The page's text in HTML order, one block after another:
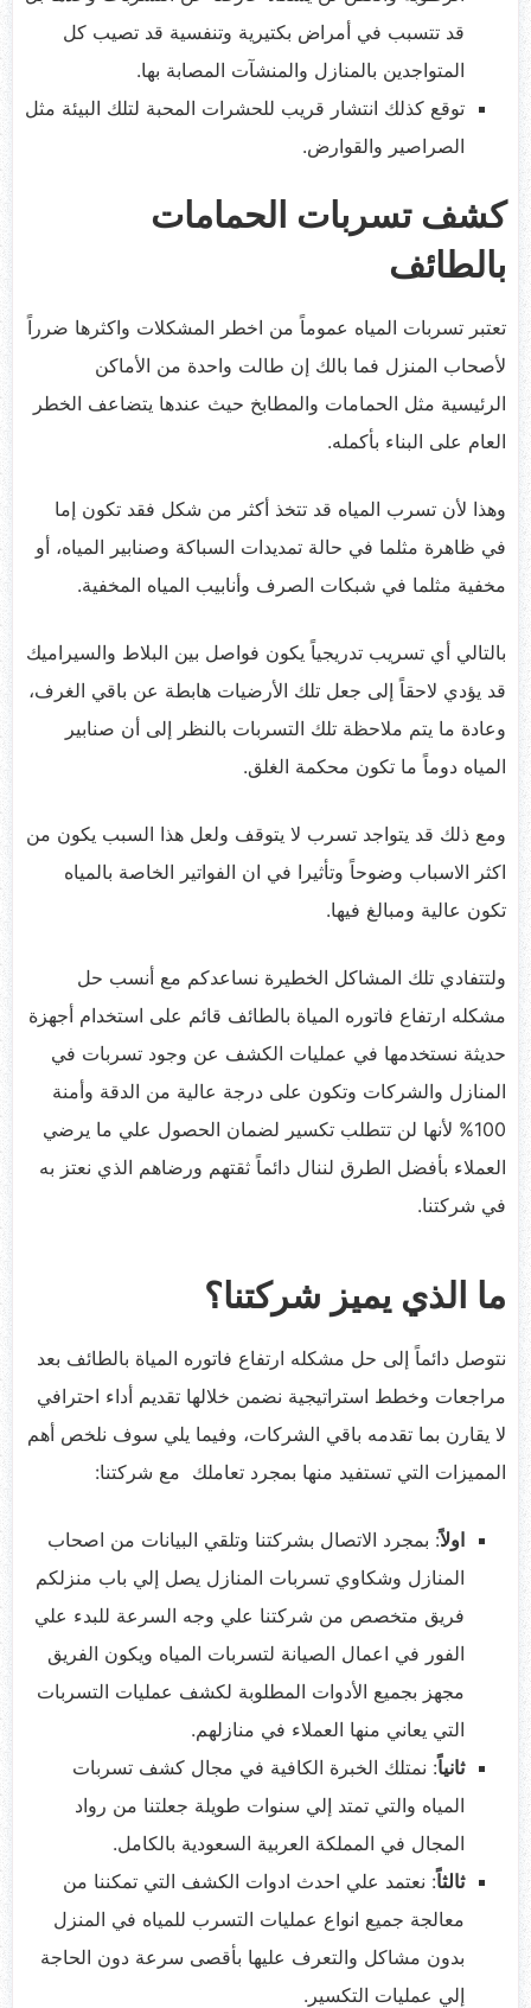
قد تتسبب في أمراض بكتيرية وتنفسية قد تصيب كل
المتواجدين بالمنازل والمنشآت المصابة بها.
توقع كذلك انتشار قريب للحشرات المحبة لتلك البيئة مثل
الصراصير والقوارض.
كشف تسربات الحمامات
بالطائف
تعتبر تسربات المياه عموماً من اخطر المشكلات واكثرها ضرراً
لأصحاب المنزل فما بالك إن طالت واحدة من الأماكن
الرئيسية مثل الحمامات والمطابخ حيث عندها يتضاعف الخطر
العام على البناء بأكمله.
وهذا لأن تسرب المياه قد تتخذ أكثر من شكل فقد تكون إما
في ظاهرة مثلما في حالة تمديدات السباكة وصنابير المياه، أو
مخفية مثلما في شبكات الصرف وأنابيب المياه المخفية.
بالتالي أي تسريب تدريجياً يكون فواصل بين البلاط والسيراميك
قد يؤدي لاحقاً إلى جعل تلك الأرضيات هابطة عن باقي الغرف،
وعادة ما يتم ملاحظة تلك التسربات بالنظر إلى أن صنابير
المياه دوماً ما تكون محكمة الغلق.
ومع ذلك قد يتواجد تسرب لا يتوقف ولعل هذا السبب يكون من
اكثر الاسباب وضوحاً وتأثيرا في ان الفواتير الخاصة بالمياه
تكون عالية ومبالغ فيها.
ولتتفادي تلك المشاكل الخطيرة نساعدكم مع أنسب حل
مشكله ارتفاع فاتوره المياة بالطائف قائم على استخدام أجهزة
حديثة نستخدمها في عمليات الكشف عن وجود تسربات في
المنازل والشركات وتكون على درجة عالية من الدقة وأمنة
100% لأنها لن تتطلب تكسير لضمان الحصول علي ما يرضي
العملاء بأفضل الطرق لننال دائماً ثقتهم ورضاهم الذي نعتز به
في شركتنا.
ما الذي يميز شركتنا؟
نتوصل دائماً إلى حل مشكله ارتفاع فاتوره المياة بالطائف بعد
مراجعات وخطط استراتيجية نضمن خلالها تقديم أداء احترافي
لا يقارن بما تقدمه باقي الشركات، وفيما يلي سوف نلخص أهم
المميزات التي تستفيد منها بمجرد تعاملك مع شركتنا:
اولاً: بمجرد الاتصال بشركتنا وتلقي البيانات من اصحاب
المنازل وشكاوي تسربات المنازل يصل إلي باب منزلكم
فريق متخصص من شركتنا علي وجه السرعة للبدء علي
الفور في اعمال الصيانة لتسربات المياه ويكون الفريق
مجهز بجميع الأدوات المطلوبة لكشف عمليات التسربات
التي يعاني منها العملاء في منازلهم.
ثانياً: نمتلك الخبرة الكافية في مجال كشف تسربات
المياه والتي تمتد إلي سنوات طويلة جعلتنا من رواد
المجال في المملكة العربية السعودية بالكامل.
ثالثاً: نعتمد علي احدث ادوات الكشف التي تمكننا من
معالجة جميع انواع عمليات التسرب للمياه في المنزل
بدون مشاكل والتعرف عليها بأقصى سرعة دون الحاجة
إلي عمليات التكسير.